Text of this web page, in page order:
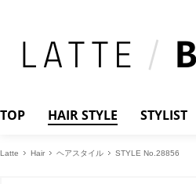
TOP HAIR STYLE STYLIST
Latte Hair ヘアスタイル STYLE No.28856